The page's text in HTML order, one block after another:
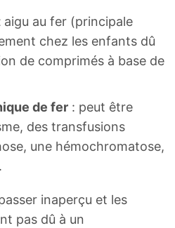
aigu au fer (principale
chez les enfants dû
de comprimés à base de
de fer : peut être
des transfusions
une hémochromatose,
inaperçu et les
pas dû à un